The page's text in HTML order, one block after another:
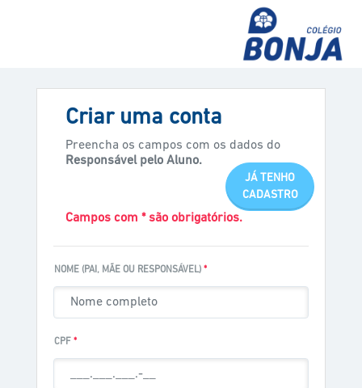
Criar uma conta
Preencha os campos com os dados do
Responsável pelo Aluno.
JÁ TENHO
CADASTRO
Campos com * são obrigatórios.
NOME (PAI, MÃE OU RESPONSÁVEL) *
CPF *